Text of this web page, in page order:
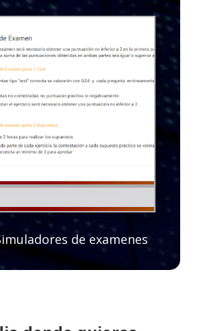
de examenes